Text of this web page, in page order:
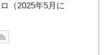
（2025年5月に